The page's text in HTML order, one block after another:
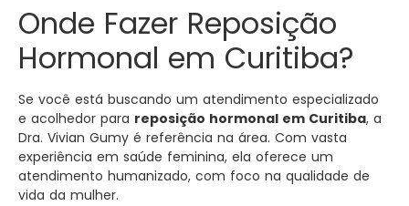
Onde Fazer Reposição
Hormonal em Curitiba?
Se você está buscando um atendimento especializado
e acolhedor para reposição hormonal em Curitiba, a
Dra. Vivian Gumy é referência na área. Com vasta
experiência em saúde feminina, ela oferece um
atendimento humanizado, com foco na qualidade de
vida da mulher.